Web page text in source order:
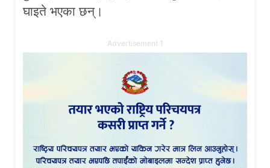
घाइते भएका छन्।
Advertisement 1